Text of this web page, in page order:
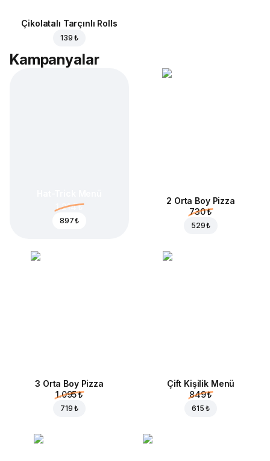
Çikolatalı Tarçınlı Rolls
139 ₺
Kampanyalar
1.214 ₺
897 ₺
2 Orta Boy Pizza
730 ₺
529 ₺
3 Orta Boy Pizza
1.095 ₺
719 ₺
Çift Kişilik Menü
849 ₺
615 ₺